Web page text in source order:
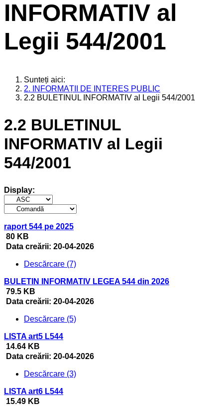
INFORMATIV al
Legii 544/2001
Sunteți aici:
2. INFORMAȚII DE INTERES PUBLIC
2.2 BULETINUL INFORMATIV al Legii 544/2001
2.2 BULETINUL
INFORMATIV al Legii
544/2001
Display:
raport 544 pe 2025
80 KB
Data creării: 20-04-2026
Descărcare (7)
BULETIN INFORMATIV LEGEA 544 din 2026
79.5 KB
Data creării: 20-04-2026
Descărcare (5)
LISTA art5 L544
14.64 KB
Data creării: 20-04-2026
Descărcare (3)
LISTA art6 L544
15.49 KB